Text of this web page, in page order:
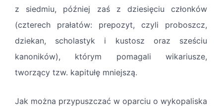
z siedmiu, później zaś z dziesięciu członków
(czterech prałatów: prepozyt, czyli proboszcz,
dziekan, scholastyk i kustosz oraz sześciu
kanoników), którym pomagali wikariusze,
tworzący tzw. kapitułę mniejszą.
Jak można przypuszczać w oparciu o wykopaliska